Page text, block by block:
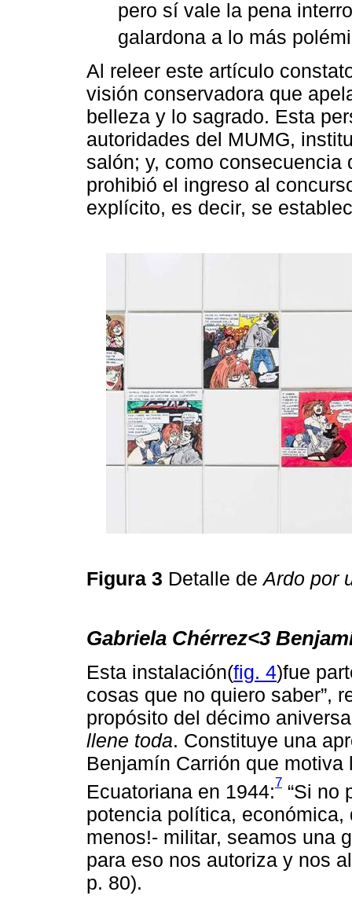
pero sí vale la pena
galardona a lo más
Al releer este artículo
visión conservadora que
belleza y lo sagrado. Esta
autoridades del MUMG,
salón; y, como
prohibió el ingreso al
explícito, es decir, se
Figura 3 Detalle deArdo por
Gabriela Chérrez<3
Esta instalación(fig. 4)fue
cosas que no quiero saber”,
propósito del décimo
llene toda. Constituye una
Benjamín Carrión que
Ecuatoriana en 1944:7 “Si no
potencia política, económica,
menos!- militar, seamos una
para eso nos autoriza y nos
p. 80).